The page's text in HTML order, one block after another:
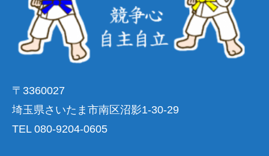
〒3360027
埼玉県さいたま市南区沼影1-30-29
TEL 080-9204-0605